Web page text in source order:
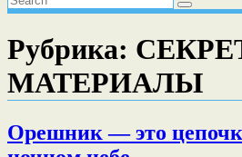
Рубрика:
МАТЕРИАЛЫ
Орешник — это